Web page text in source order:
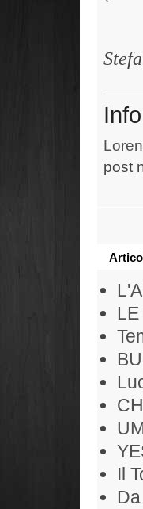
post
Il